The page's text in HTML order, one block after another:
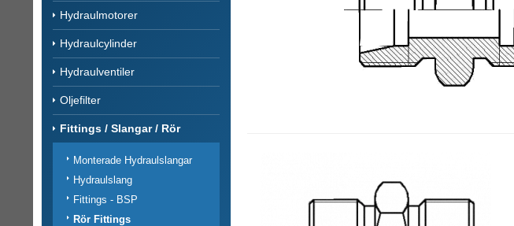
Hydraulmotorer
Hydraulcylinder
Hydraulventiler
Oljefilter
Fittings / Slangar / Rör
Monterade Hydraulslangar
Hydraulslang
Fittings - BSP
Rör Fittings